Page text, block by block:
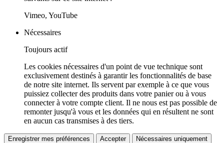
Vimeo, YouTube
Nécessaires
Toujours actif
Les cookies nécessaires d'un point de vue technique sont
exclusivement destinés à garantir les fonctionnalités de base
de notre site internet. Ils servent par exemple à ce que vous
puissiez collecter des produits dans votre panier ou à vous
connecter à votre compte client. Il ne nous est pas possible de
remonter jusqu'à vous et les données qui en résultent ne sont
en aucun cas transmises à des tiers.
Enregistrer mes préférences Accepter Nécessaires uniquement